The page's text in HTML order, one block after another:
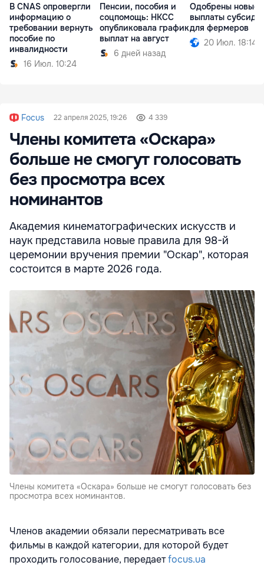
В CNAS опровергли
информацию о
требовании вернуть
пособие по
инвалидности
16 Июл. 10:24
Пенсии, пособия и
соцпомощь: НКСС
опубликовала график
выплат на август
6 дней назад
Одобрены новые
выплаты
для фермеров
20 Июл. 18:14
Focus 22 апреля 2025, 19:26 4 339
Члены комитета «Оскара»
больше не смогут голосовать
без просмотра всех
номинантов
Академия кинематографических искусств и
наук представила новые правила для 98-й
церемонии вручения премии "Оскар", которая
состоится в марте 2026 года.
Члены комитета «Оскара» больше не смогут голосовать без
просмотра всех номинантов.
Членов академии обязали пересматривать все
фильмы в каждой категории, для которой будет
проходить голосование, передаетfocus.ua